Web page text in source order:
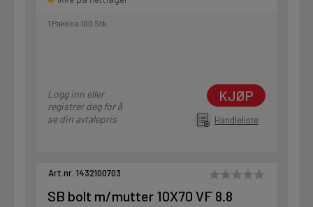
1 Pakke a 100 Stk
Logg inn eller
registrer deg for å
se din avtalepris
KJØP
Handleliste
Art.nr. 1432100703
SB bolt m/mutter 10X70 VF 8.8